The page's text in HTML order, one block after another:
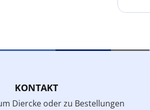
KONTAKT
Diercke oder zu Bestellungen